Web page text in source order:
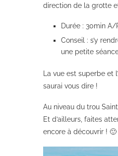
direction de la grotte
Durée : 30min
Conseil : s’y
une petite
La vue est superbe
saurai vous dire !
Au niveau du trou
Et d’ailleurs, faites
encore à découvrir ! 🙂